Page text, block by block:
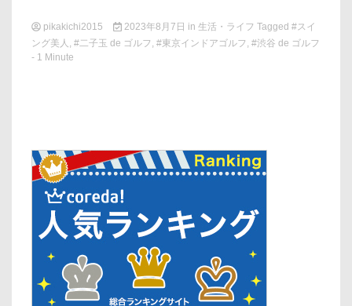
pikakichi2015 2023年8月7日 in 生活・ライフ Tagged #スイ
ング美人 , #二子玉 de ゴルフ , #東京インドアゴルフ , #渋谷 de ゴルフ
- 1 Minute